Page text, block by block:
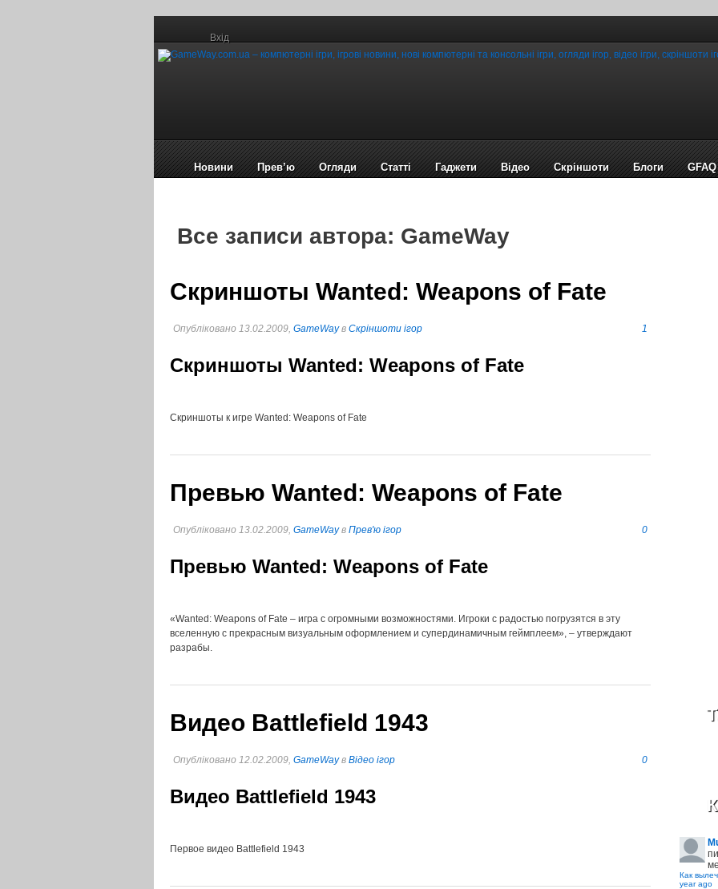
Вхід
Новини Прев’ю Огляди Статті Гаджети Відео Cкріншоти Блоги GFAQ
Все записи автора: GameWay
Скриншоты Wanted: Weapons of Fate
Опубліковано 13.02.2009, GameWayв Cкріншоти ігор 1
Скриншоты Wanted: Weapons of Fate
Скриншоты к игре Wanted: Weapons of Fate
Превью Wanted: Weapons of Fate
Опубліковано 13.02.2009, GameWayв Прев'ю ігор 0
Превью Wanted: Weapons of Fate
«Wanted: Weapons of Fate – игра с огромными возможностями. Игроки с радостью погрузятся в эту
вселенную с прекрасным визуальным оформлением и супердинамичным геймплеем», – утверждают
разрабы.
Видео Battlefield 1943
Опубліковано 12.02.2009, GameWayв Відео ігор 0
Видео Battlefield 1943
Первое видео Battlefield 1943
Как
year ago